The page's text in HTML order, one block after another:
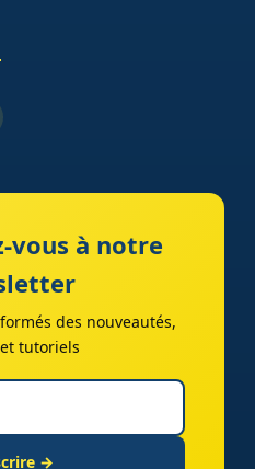
vous à notre
des nouveautés,
tutoriels
→